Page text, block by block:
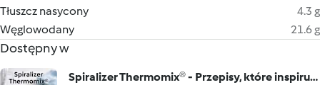
Tłuszcz nasycony
4.3 g
Węglowodany
21.6 g
Dostępny w
Spiralizer Thermomix® - Przepisy, które inspirują na co dzień (TM5)